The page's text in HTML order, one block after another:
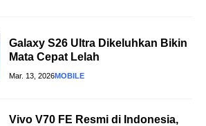
Galaxy S26 Ultra Dikeluhkan Bikin
Mata Cepat Lelah
Mar. 13, 2026MOBILE
Vivo V70 FE Resmi di Indonesia,